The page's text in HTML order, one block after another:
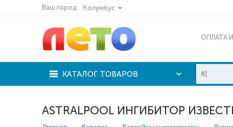
Ваш город: Колумбус
ОПЛАТА
КАТАЛОГ ТОВАРОВ
ASTRALPOOL ИНГИБИТОР